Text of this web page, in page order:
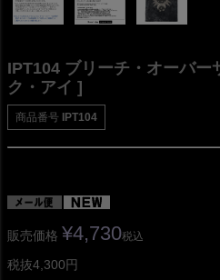
IPT104 ブリーチ・オーバー
ク・アイ ]
商品番号 IPT104
販売価格 ¥4,730税込
税抜4,300円